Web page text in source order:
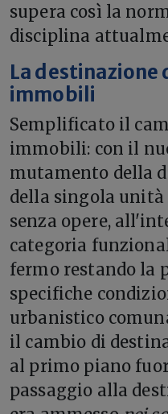
supera così la
disciplina
La destinazione
immobili
Semplificato il
immobili: con il
mutamento della
della singola
senza opere,
categoria
fermo restando la
specifiche
urbanistico
il cambio di
al primo piano
passaggio alla